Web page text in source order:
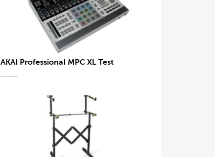
AKAI Professional MPC XL Test